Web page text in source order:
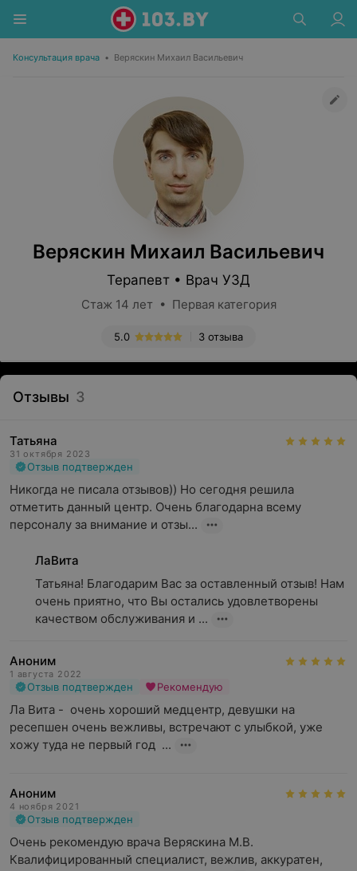
Консультация врача • Веряскин Михаил Васильевич
Веряскин Михаил Васильевич
Терапевт • Врач УЗД
Стаж 14 лет • Первая категория
3 отзыва
5.0
Отзывы 3
Татьяна
31 октября 2023
Отзыв подтвержден
Никогда не писала отзывов)) Но сегодня решила
отметить данный центр. Очень благодарна всему
персоналу за внимание и отзы...
ЛаВита
Татьяна! Благодарим Вас за оставленный отзыв! Нам
очень приятно, что Вы остались удовлетворены
качеством обслуживания и ...
Аноним
1 августа 2022
Отзыв подтвержден Рекомендую
Ла Вита -  очень хороший медцентр, девушки на
ресепшен очень вежливы, встречают с улыбкой, уже
хожу туда не первый год  ...
Аноним
4 ноября 2021
Отзыв подтвержден
Очень рекомендую врача Веряскина М.В.
Квалифицированный специалист, вежлив, аккуратен,